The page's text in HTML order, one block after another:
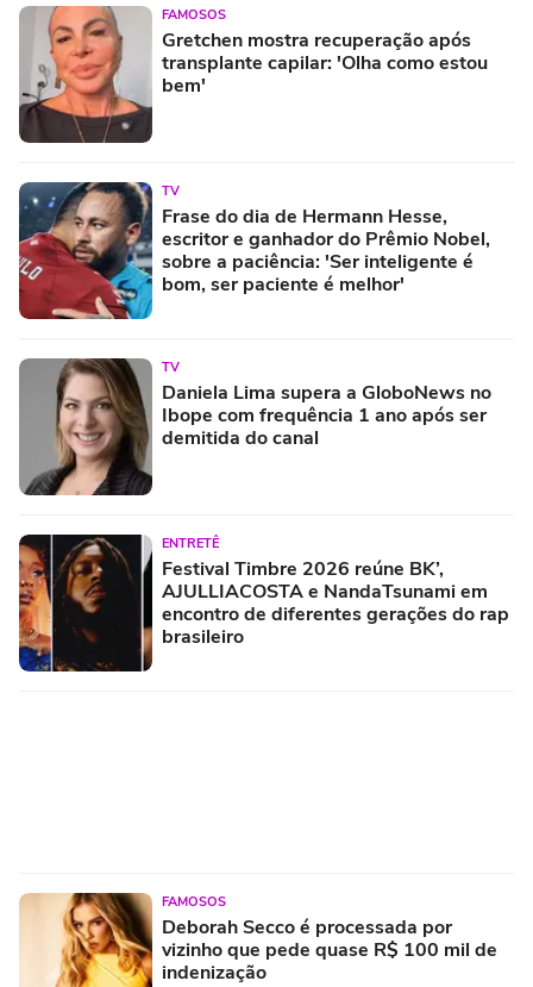
FAMOSOS
Gretchen mostra recuperação após
transplante capilar: 'Olha como estou
bem'
TV
Frase do dia de Hermann Hesse,
escritor e ganhador do Prêmio Nobel,
sobre a paciência: 'Ser inteligente é
bom, ser paciente é melhor'
TV
Daniela Lima supera a GloboNews no
Ibope com frequência 1 ano após ser
demitida do canal
ENTRETÊ
Festival Timbre 2026 reúne BK’,
AJULLIACOSTA e NandaTsunami em
encontro de diferentes gerações do rap
brasileiro
FAMOSOS
Deborah Secco é processada por
vizinho que pede quase R$ 100 mil de
indenização